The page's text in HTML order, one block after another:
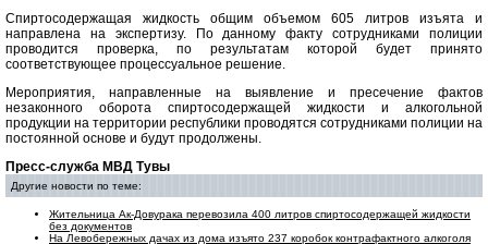
Спиртосодержащая жидкость общим объемом 605 литров изъята и
направлена на экспертизу. По данному факту сотрудниками полиции
проводится проверка, по результатам которой будет принято
соответствующее процессуальное решение.
Мероприятия, направленные на выявление и пресечение фактов
незаконного оборота спиртосодержащей жидкости и алкогольной
продукции на территории республики проводятся сотрудниками полиции на
постоянной основе и будут продолжены.
Пресс-служба МВД Тувы
Другие новости по теме:
Жительница Ак-Довурака перевозила 400 литров спиртосодержащей жидкости
без документов
На Левобережных дачах из дома изъято 237 коробок контрафактного алкоголя